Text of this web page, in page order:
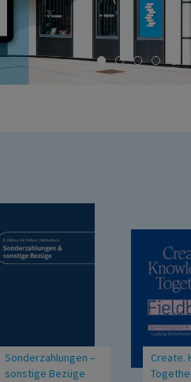
Sonderzahlungen –
sonstige Bezüge
Create.